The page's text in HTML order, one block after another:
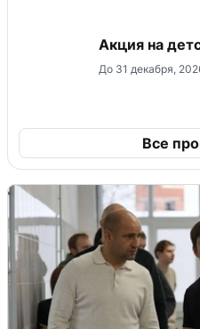
Акция на
До 31 декабря,
Все